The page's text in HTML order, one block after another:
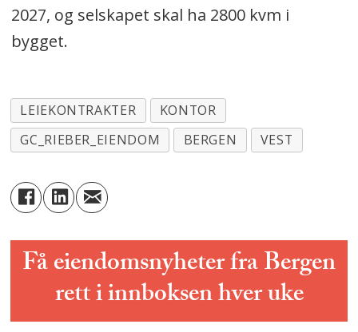
2027, og selskapet skal ha 2800 kvm i
bygget.
LEIEKONTRAKTER
KONTOR
GC_RIEBER_EIENDOM
BERGEN VEST
Få eiendomsnyheter fra Bergen
rett i innboksen hver uke